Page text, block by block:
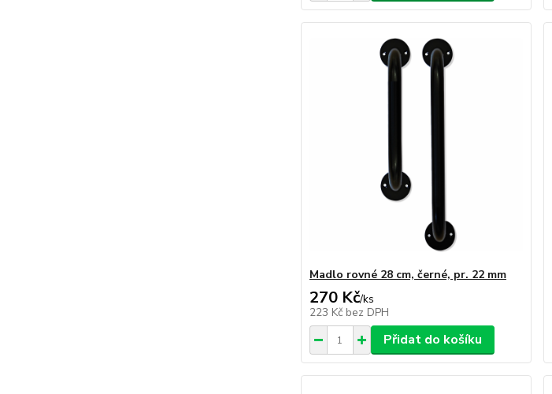
Madlo rovné 28 cm, černé, pr. 22 mm
270 Kč/ks
223 Kč bez DPH
Přidat do košíku